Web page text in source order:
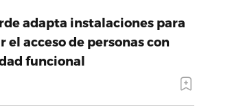
adapta instalaciones para
el acceso de personas con
funcional